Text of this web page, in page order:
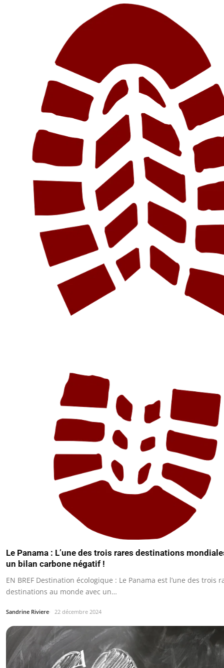
Le Panama : L’une des trois rares destinations
un bilan carbone négatif !
EN BREF Destination écologique : Le Panama est l’une des trois
destinations au monde avec un…
Sandrine Riviere 22 décembre 2024